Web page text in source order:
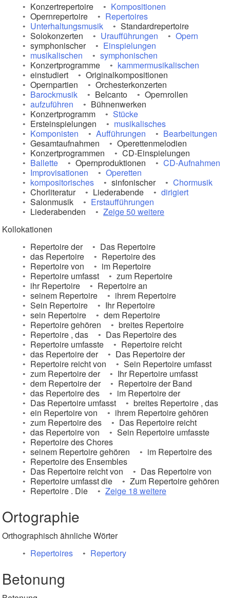
Konzertrepertoire
Kompositionen
Opernrepertoire
Repertoires
Unterhaltungsmusik
Standardrepertoire
Solokonzerten
Uraufführungen
Opern
symphonischer
Einspielungen
musikalischen
symphonischen
Konzertprogramme
kammermusikalischen
einstudiert
Originalkompositionen
Opernpartien
Orchesterkonzerten
Barockmusik
Belcanto
Opernrollen
aufzuführen
Bühnenwerken
Konzertprogramm
Stücke
Ersteinspielungen
musikalisches
Komponisten
Aufführungen
Bearbeitungen
Gesamtaufnahmen
Operettenmelodien
Konzertprogrammen
CD-Einspielungen
Ballette
Opernproduktionen
CD-Aufnahmen
Improvisationen
Operetten
kompositorisches
sinfonischer
Chormusik
Chorliteratur
Liederabende
dirigiert
Salonmusik
Erstaufführungen
Liederabenden
Zeige 50 weitere
Kollokationen
Repertoire der
Das Repertoire
das Repertoire
Repertoire des
Repertoire von
im Repertoire
Repertoire umfasst
zum Repertoire
ihr Repertoire
Repertoire an
seinem Repertoire
ihrem Repertoire
Sein Repertoire
Ihr Repertoire
sein Repertoire
dem Repertoire
Repertoire gehören
breites Repertoire
Repertoire , das
Das Repertoire des
Repertoire umfasste
Repertoire reicht
das Repertoire der
Das Repertoire der
Repertoire reicht von
Sein Repertoire umfasst
zum Repertoire der
Ihr Repertoire umfasst
dem Repertoire der
Repertoire der Band
das Repertoire des
im Repertoire der
Das Repertoire umfasst
breites Repertoire , das
ein Repertoire von
ihrem Repertoire gehören
zum Repertoire des
Das Repertoire reicht
das Repertoire von
Sein Repertoire umfasste
Repertoire des Chores
seinem Repertoire gehören
im Repertoire des
Repertoire des Ensembles
Das Repertoire reicht von
Das Repertoire von
Repertoire umfasst die
Zum Repertoire gehören
Repertoire . Die
Zeige 18 weitere
Ortographie
Orthographisch ähnliche Wörter
Repertoires
Repertory
Betonung